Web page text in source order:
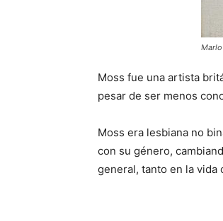
Moss fue una artista
pesar de ser menos
Moss era lesbiana no
con su género,
general, tanto en la vida